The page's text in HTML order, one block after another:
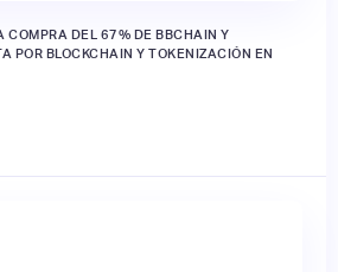
COMPRA DEL 67% DE BBCHAIN Y
POR BLOCKCHAIN Y TOKENIZACIÓN EN